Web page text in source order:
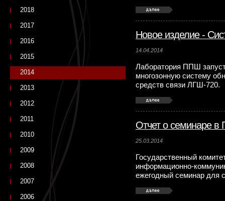
Новое изделие -
14.04.2014
Лаборатория ППШ
многозонную систему
средств связи ЛГШ-720.
Отчет о семинаре в
25.03.2014
Государственный
информационно-
ежегодный семинар для
2018
2017
2016
2015
2014
2013
2012
2011
2010
2009
2008
2007
2006